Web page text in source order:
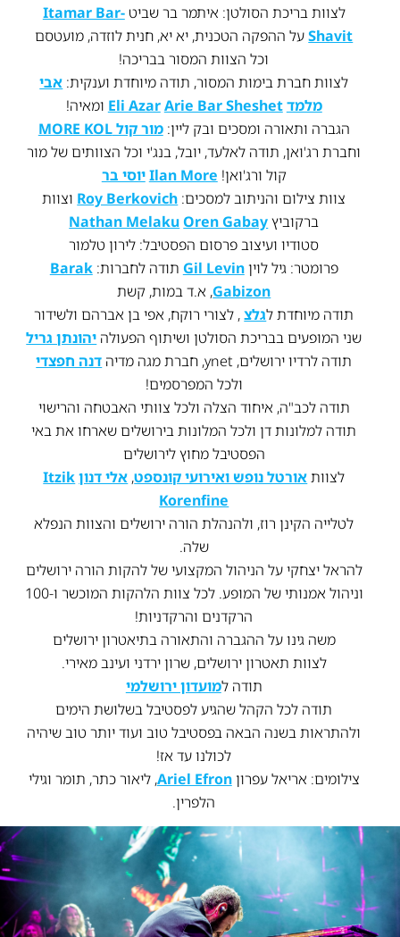
לצוות בריכת הסולטן: איתמר בר שביטItamar Bar-
Shavitעל ההפקה הטכנית, יא יא, חנית לוזדה, מועטסם
וכל הצוות המסור בבריכה!
לצוות חברת בימות המסור, תודה מיוחדת וענקית: אבי
מלמד
Eli AzarArie Bar Sheshet
ומאיה!
הגברה ותאורה ומסכים ובק ליין:מור קול MORE KOL
וחברת רג'ואן, תודה לאלעד, יובל, בנג'י וכל הצוותים של מור
קול ורג'ואן! Ilan Moreיוסי בר
צוות צילום והניתוב למסכים: Roy Berkovich וצוות
ברקוביץ
Nathan MelakuOren Gabay
סטודיו ועיצוב פרסום הפסטיבל: לירון טלמור
פרומטר: גיל לויןGil Levin תודה לחברות:Barak
Gabizon, א.ד במות, קשת
תודה מיוחדת לגלצ, לצורי רוקח, אפי בן אברהם ולשידור
שני המופעים בבריכת הסולטן ושיתוף הפעולה יהונתן גריל
תודה לרדיו ירושלים, ynet, חברת מגה מדיה
דנה חפצדי
ולכל המפרסמים!
תודה לכב"ה, איחוד הצלה ולכל צוותי האבטחה והרישוי
תודה למלונות דן ולכל המלונות בירושלים שארחו את באי
הפסטיבל מחוץ לירושלים
לצוותאורטל נופש ואירועי קונספט, אלי דנוןItzik
Korenfine
לטלייה הקינן רוז, ולהנהלת הורה ירושלים והצוות הנפלא
שלה.
להראל יצחקי על הניהול המקצועי של להקות הורה ירושלים
וניהול אמנותי של המופע. לכל צוות הלהקות המוכשר ו-100
הרקדנים והרקדניות!
משה גינו על ההגברה והתאורה בתיאטרון ירושלים
לצוות תאטרון ירושלים, שרון ירדני ועינב מאירי.
תודה למועדון ירושלמי
תודה לכל הקהל שהגיע לפסטיבל בשלושת הימים
ולהתראות בשנה הבאה בפסטיבל טוב ועוד יותר טוב שיהיה
לכולנו עד אז!
צילומים: אריאל עפרוןAriel Efron, ליאור כתר, תומר וגילי
הלפרין.